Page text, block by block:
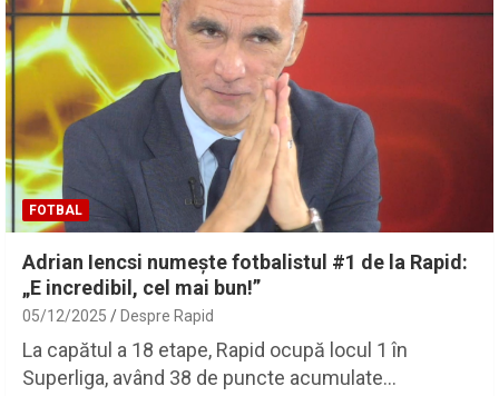
FOTBAL
Adrian Iencsi numește fotbalistul #1 de la Rapid:
„E incredibil, cel mai bun!”
05/12/2025 Despre Rapid
La capătul a 18 etape, Rapid ocupă locul 1 în
Superliga, având 38 de puncte acumulate…